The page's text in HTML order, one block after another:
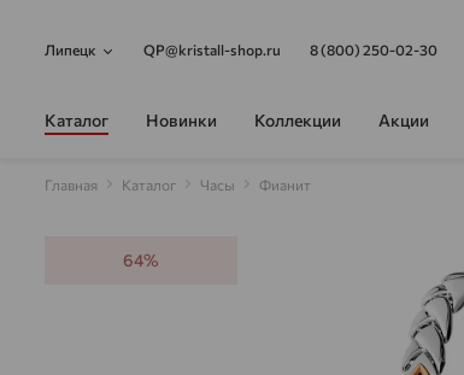
Липецк QP@kristall-shop.ru 8 (800) 250-02-30
Каталог Новинки Коллекции Акции
Главная Каталог Часы Фианит
64%